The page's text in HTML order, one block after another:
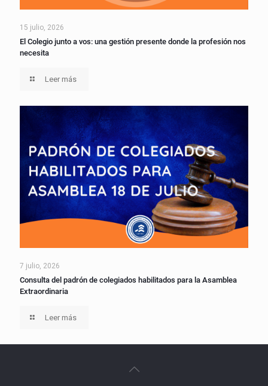
15 julio, 2026
El Colegio junto a vos: una gestión presente donde la profesión nos
necesita
Leer más
7 julio, 2026
Consulta del padrón de colegiados habilitados para la Asamblea
Extraordinaria
Leer más